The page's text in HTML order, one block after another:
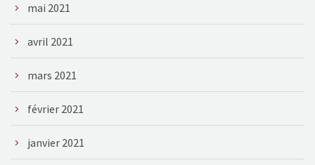
mai 2021
avril 2021
mars 2021
février 2021
janvier 2021